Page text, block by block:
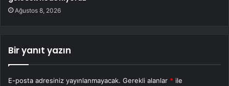
Ağustos 8, 2026
Bir yanıt yazın
E-posta adresiniz yayınlanmayacak. Gerekli alanlar * ile